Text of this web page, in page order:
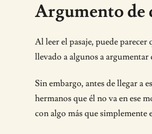
Argumento de
Al leer el pasaje, puede
llevado a algunos a argumentar
Sin embargo, antes de llegar a
hermanos que él no va en ese
con algo más que simplemente